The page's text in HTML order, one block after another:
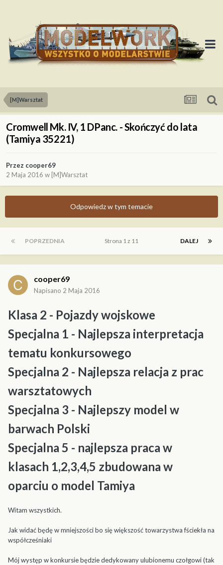
[M]Warsztat
Cromwell Mk. IV, 1 DPanc. - Skończyć do lata
(Tamiya 35221)
Przez cooper69
2 Maja 2016 w [M]Warsztat
Odpowiedz w tym temacie
POPRZEDNIA DALEJ
Strona 1 z 11
cooper69
Napisano 2 Maja 2016
Klasa 2 - Pojazdy wojskowe
Specjalna 1 - Najlepsza interpretacja
tematu konkursowego
Specjalna 2 - Najlepsza relacja z prac
warsztatowych
Specjalna 3 - Najlepszy model w
barwach Polski
Specjalna 5 - najlepsza praca w
klasach 1,2,3,4,5 zbudowana w
oparciu o model Tamiya
Witam wszystkich.
Jak widać będę w mniejszości bo się większość towarzystwa fściekła na
współcześniaki
Mój występ w konkursie będzie dedykowany ulubionemu czołgowi (tak